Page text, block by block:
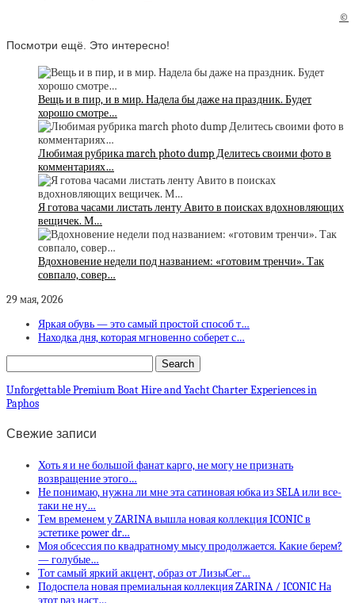
©
Посмотри ещё. Это интересно!
Вещь и в пир, и в мир. Надела бы даже на праздник. Будет
хорошо смотре…
Любимая рубрика march photo dump Делитесь своими фото в
комментариях…
Я готова часами листать ленту Авито в поисках вдохновляющих
вещичек. М…
Вдохновение недели под названием: «готовим тренчи». Так
совпало, совер…
29 мая, 2026
Яркая обувь — это самый простой способ т…
Находка дня, которая мгновенно соберет с…
Unforgettable Premium Boat Hire and Yacht Charter Experiences in
Paphos
Свежие записи
Хоть я и не большой фанат карго, не могу не признать
возвращение этого…
Не понимаю, нужна ли мне эта сатиновая юбка из SELA или все-
таки не ну…
Тем временем у ZARINA вышла новая коллекция ICONIC в
эстетике power dr…
Моя обсессия по квадратному мысу продолжается. Какие берем?
— голубые…
Тот самый яркий акцент, образ от ЛизыСег…
Подоспела новая премиальная коллекция ZARINA / ICONIC На
этот раз наст…